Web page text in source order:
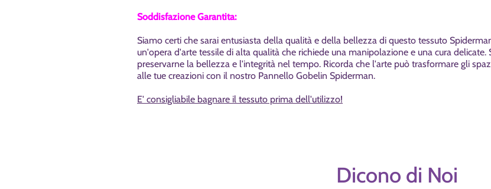
Soddisfazione Garantita:
Siamo certi che sarai entusiasta della qualità e della bellezza di questo tessuto
un'opera d'arte tessile di alta qualità che richiede una manipolazione e una cura
preservarne la bellezza e l'integrità nel tempo. Ricorda che l'arte può trasformare gli
alle tue creazioni con il nostro Pannello Gobelin Spiderman.
E' consigliabile bagnare il tessuto prima dell'utilizzo!
Dicono di Noi